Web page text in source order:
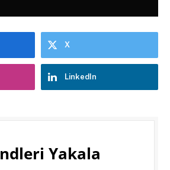
X
LinkedIn
Yakala